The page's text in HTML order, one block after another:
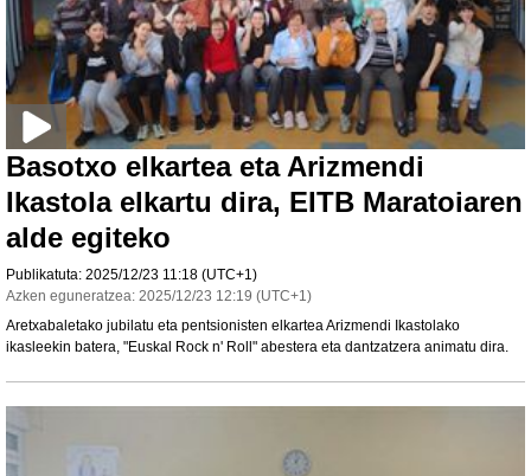
Basotxo elkartea eta Arizmendi
Ikastola elkartu dira, EITB Maratoiaren
alde egiteko
Publikatuta: 2025/12/23 11:18 (UTC+1)
Azken eguneratzea: 2025/12/23 12:19 (UTC+1)
Aretxabaletako jubilatu eta pentsionisten elkartea Arizmendi Ikastolako
ikasleekin batera, "Euskal Rock n' Roll" abestera eta dantzatzera animatu dira.